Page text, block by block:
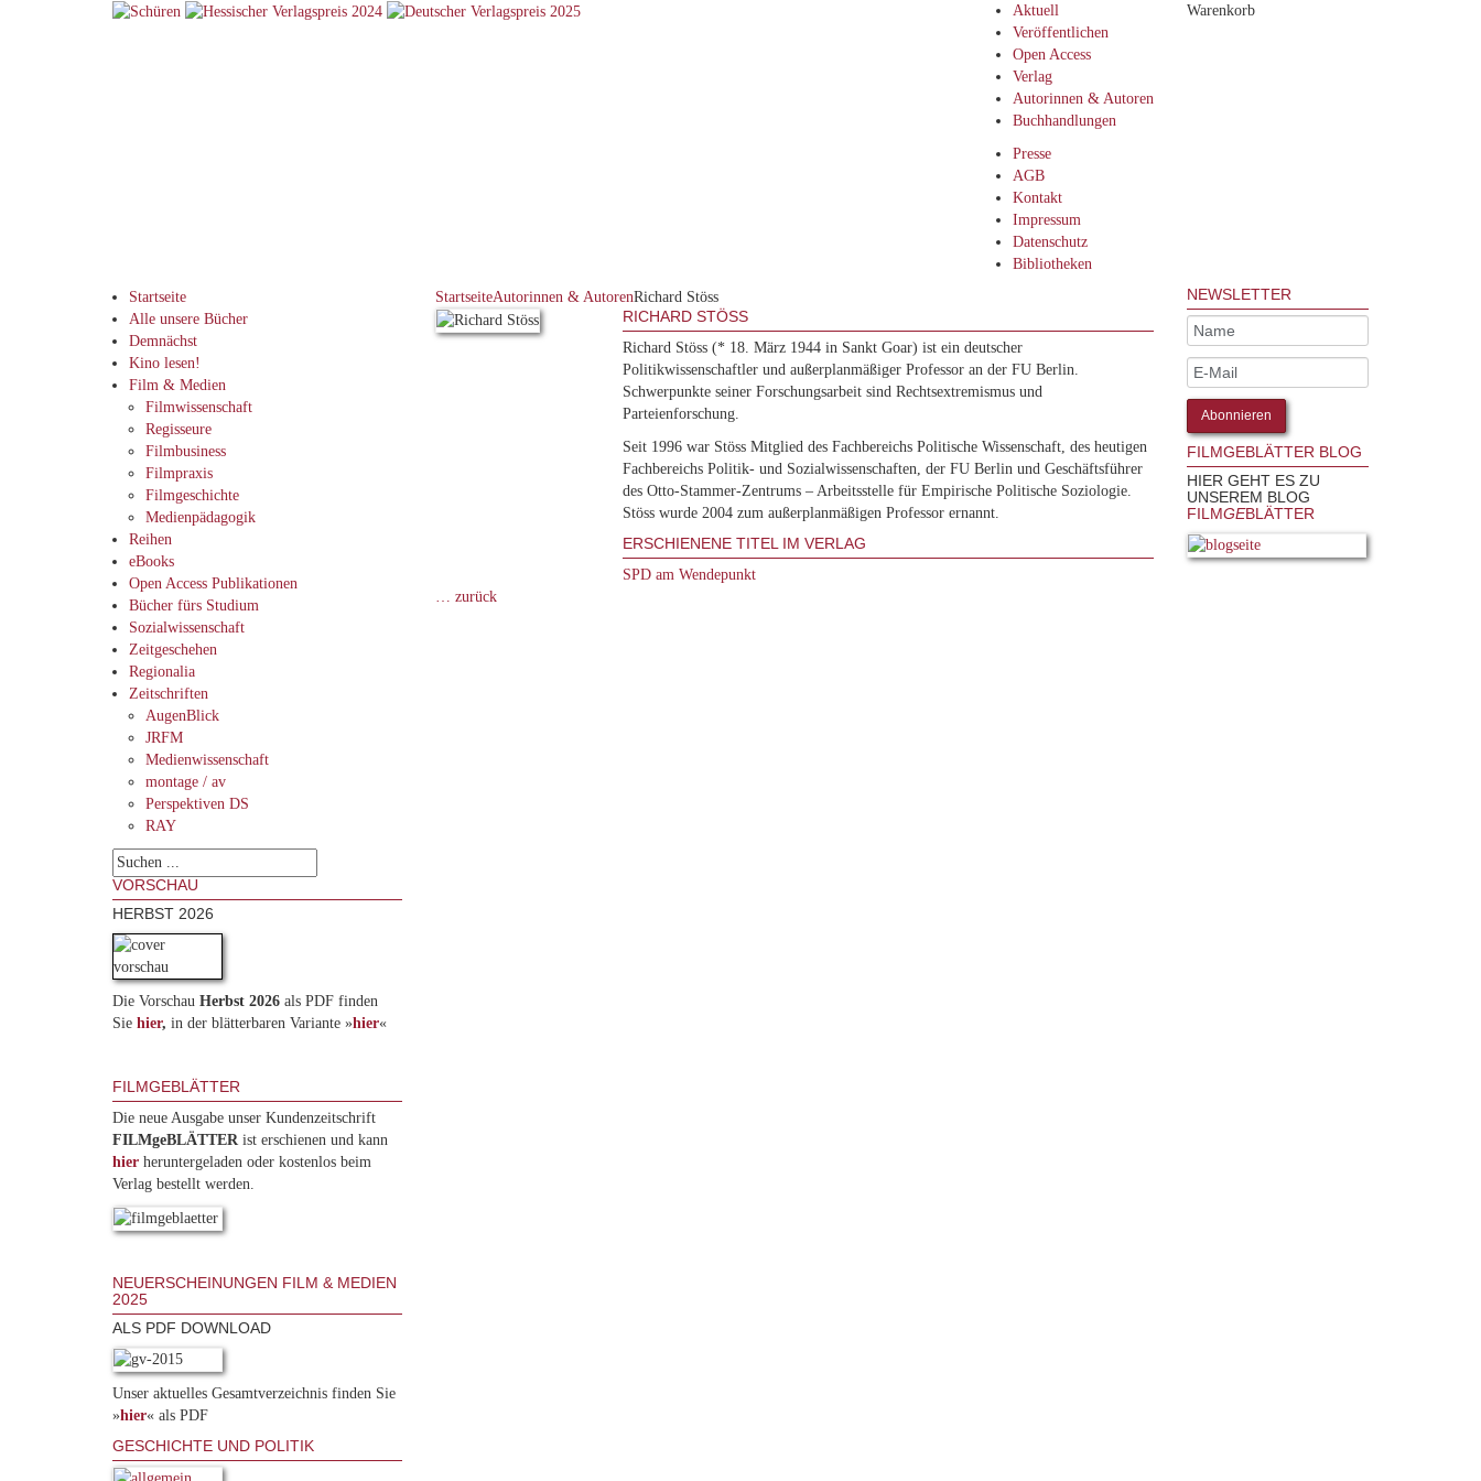
Aktuell
Veröffentlichen
Open Access
Verlag
Autorinnen & Autoren
Buchhandlungen
Presse
AGB
Kontakt
Impressum
Datenschutz
Bibliotheken
Warenkorb
Startseite
Alle unsere Bücher
Demnächst
Kino lesen!
Film & Medien
Filmwissenschaft
Regisseure
Filmbusiness
Filmpraxis
Filmgeschichte
Medienpädagogik
Reihen
eBooks
Open Access Publikationen
Bücher fürs Studium
Sozialwissenschaft
Zeitgeschehen
Regionalia
Zeitschriften
AugenBlick
JRFM
Medienwissenschaft
montage / av
Perspektiven DS
RAY
VORSCHAU
HERBST 2026
Die Vorschau Herbst 2026 als PDF finden
Sie hier, in der blätterbaren Variante »hier«
FILMGEBLÄTTER
Die neue Ausgabe unser Kundenzeitschrift
FILMgeBLÄTTERist erschienen und kann
hier heruntergeladen oder kostenlos beim
Verlag bestellt werden.
NEUERSCHEINUNGEN FILM & MEDIEN
2025
ALS PDF DOWNLOAD
Unser aktuelles Gesamtverzeichnis finden Sie
»hier« als PDF
GESCHICHTE UND POLITIK
StartseiteAutorinnen & AutorenRichard Stöss
RICHARD STÖSS
Richard Stöss (* 18. März 1944 in Sankt Goar) ist ein deutscher
Politikwissenschaftler und außerplanmäßiger Professor an der FU Berlin.
Schwerpunkte seiner Forschungsarbeit sind Rechtsextremismus und
Parteienforschung.
Seit 1996 war Stöss Mitglied des Fachbereichs Politische Wissenschaft, des heutigen
Fachbereichs Politik- und Sozialwissenschaften, der FU Berlin und Geschäftsführer
des Otto-Stammer-Zentrums – Arbeitsstelle für Empirische Politische Soziologie.
Stöss wurde 2004 zum außerplanmäßigen Professor ernannt.
ERSCHIENENE TITEL IM VERLAG
SPD am Wendepunkt
… zurück
NEWSLETTER
FILMGEBLÄTTER BLOG
HIER GEHT ES ZU
UNSEREM BLOG
FILMGEBLÄTTER